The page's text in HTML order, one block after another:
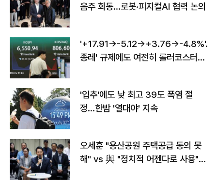
음주 회동…로봇·피지컬AI 협력 논의
'+17.91→-5.12→+3.76→-4.8%'…'
종레' 규제에도 여전히 롤러코스터
'입추'에도 낮 최고 39도 폭염 절
정…한밤 '열대야' 지속
오세훈 "용산공원 주택공급 동의 못
해" vs 與 "정치적 어젠다로 사용"